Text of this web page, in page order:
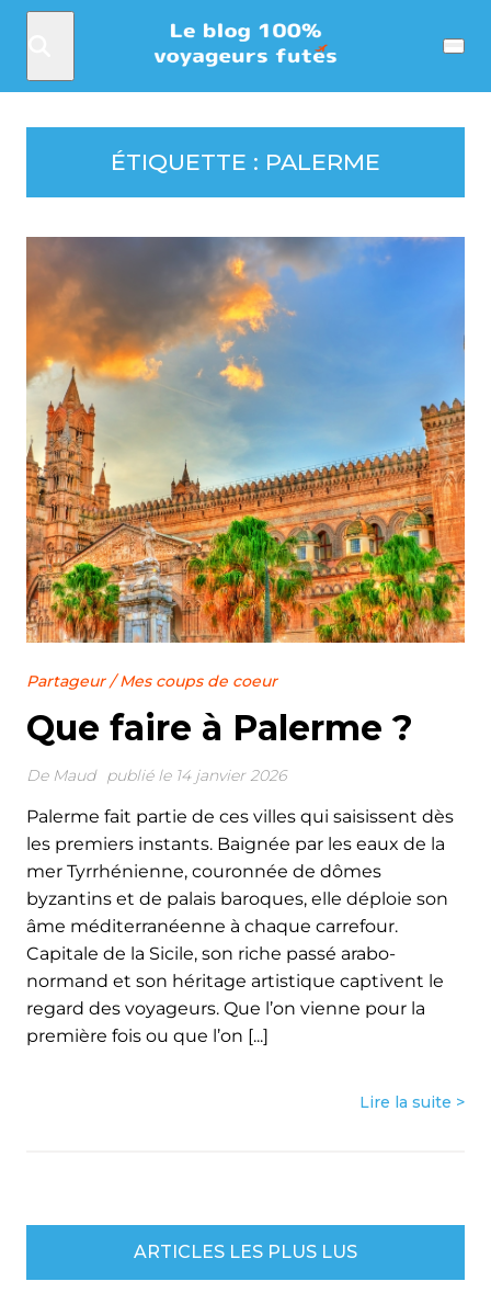
Menu
ÉTIQUETTE : PALERME
Partageur/Mes coups de coeur
Que faire à Palerme ?
De Maud publié le 14 janvier 2026
Palerme fait partie de ces villes qui saisissent dès
les premiers instants. Baignée par les eaux de la
mer Tyrrhénienne, couronnée de dômes
byzantins et de palais baroques, elle déploie son
âme méditerranéenne à chaque carrefour.
Capitale de la Sicile, son riche passé arabo-
normand et son héritage artistique captivent le
regard des voyageurs. Que l’on vienne pour la
première fois ou que l’on [...]
Lire la suite >
ARTICLES LES PLUS LUS